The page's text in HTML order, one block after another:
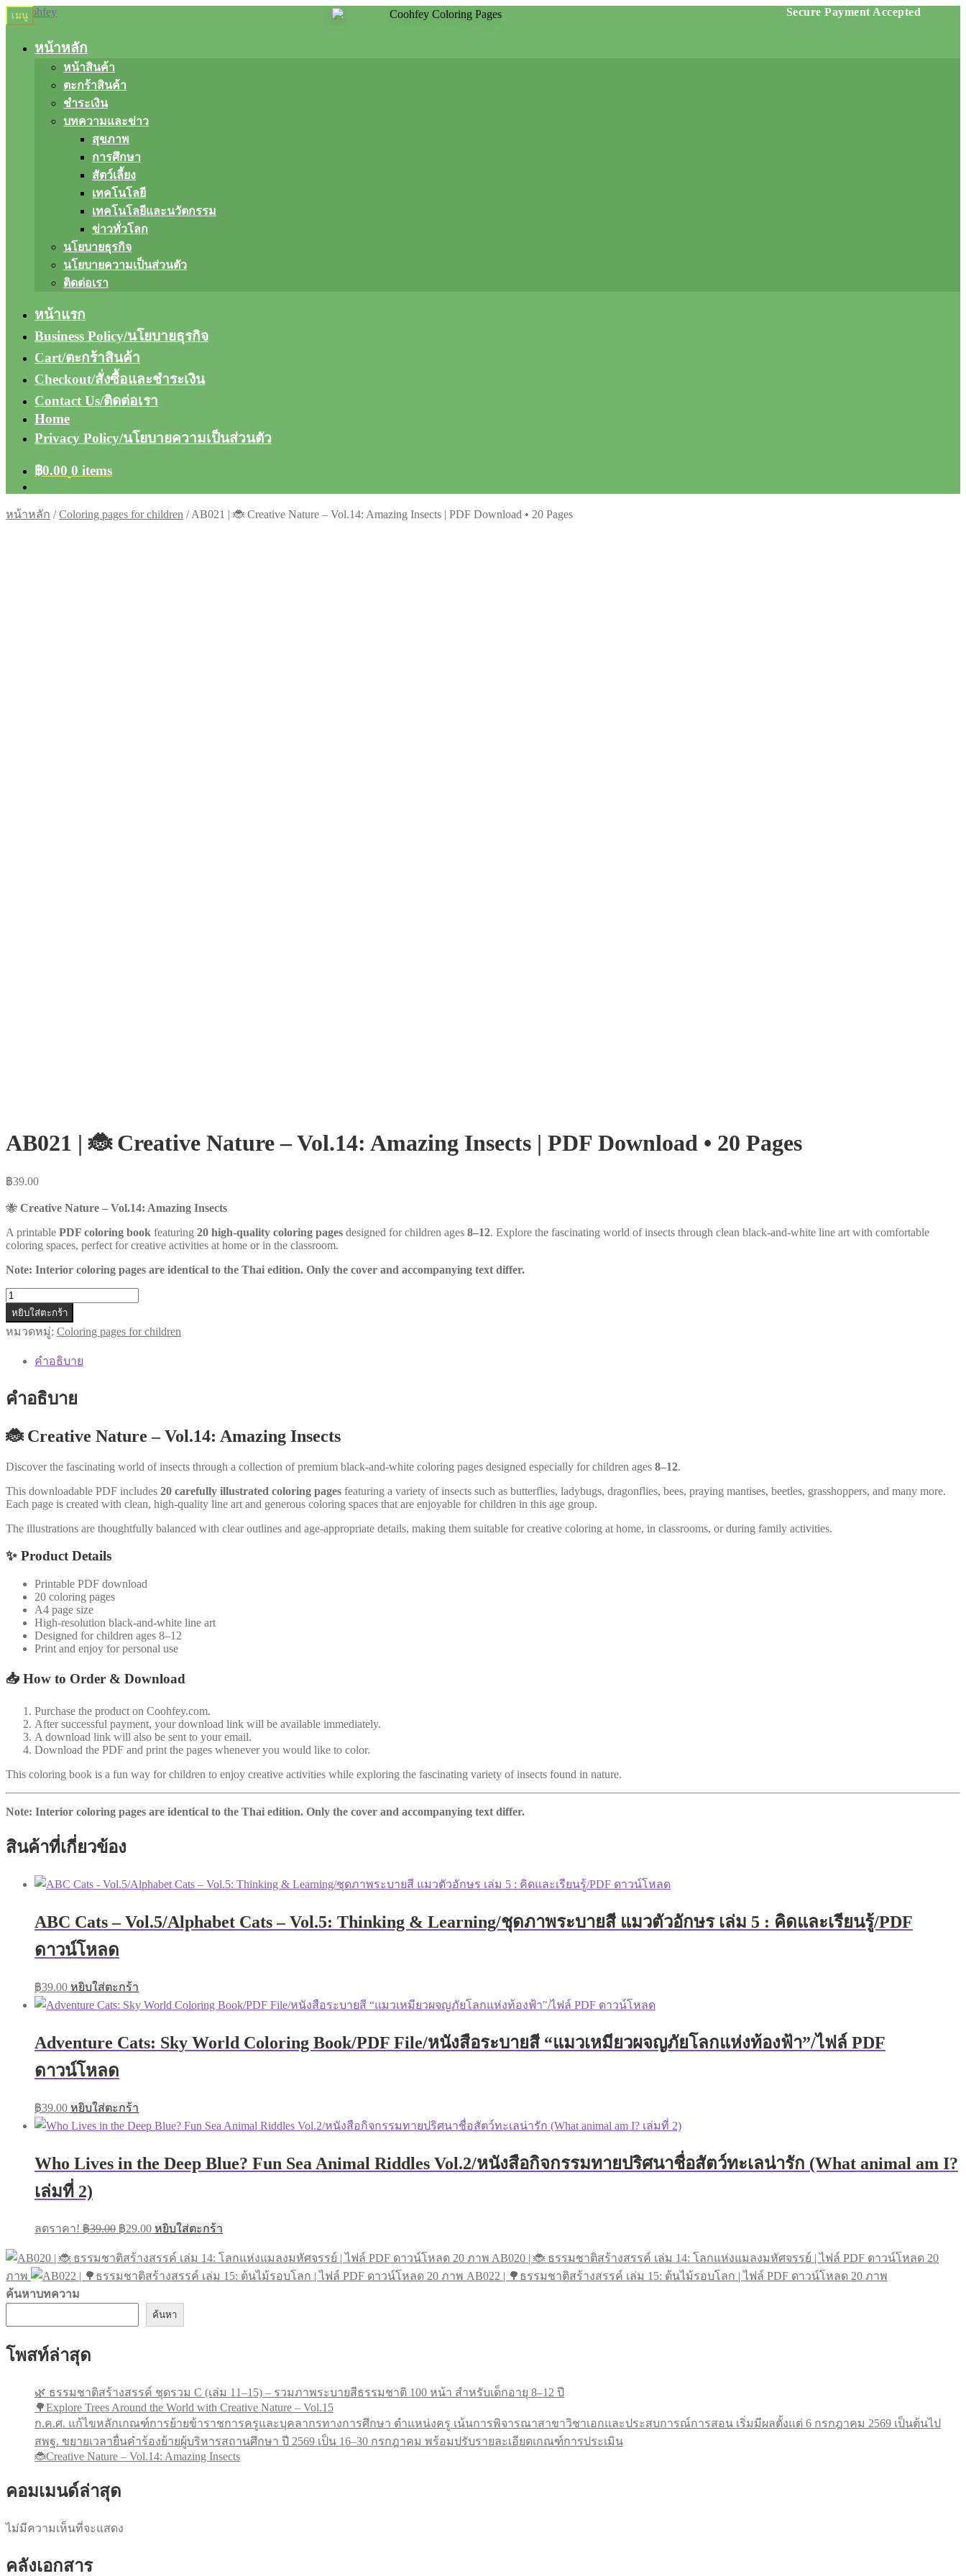
Skip
to
Skip
to
เมนู
หน้าหลัก
หน้าสินค้า
ตะกร้าสินค้า
ชำระเงิน
บทความและข่าว
สุขภาพ
การศึกษา
สัตว์เลี้ยง
เทคโนโลยี
เทคโนโลยีและนวัตกรรม
ข่าวทั่วโลก
นโยบายธุรกิจ
นโยบายความเป็นส่วนตัว
ติดต่อเรา
หน้าแรก
Business Policy/นโยบายธุรกิจ
Cart/ตะกร้าสินค้า
Checkout/สั่งซื้อและชำระเงิน
Contact Us/ติดต่อเรา
Home
Privacy Policy/นโยบายความเป็นส่วนตัว
฿0.00 0 items
หน้าหลัก /Coloring pages for children /AB021 | 🐞 Creative Nature – Vol.14: Amazing Insects | PDF Download • 20 Pages
AB021 | 🐞 Creative Nature – Vol.14: Amazing Insects | PDF Download • 20 Pages
฿39.00
🐝 Creative Nature – Vol.14: Amazing Insects
A printable PDF coloring book featuring 20 high-quality coloring pages designed for children ages 8–12. Explore the fascinating world of insects through clean black-and-white line art with comfortable
coloring spaces, perfect for creative activities at home or in the classroom.
Note: Interior coloring pages are identical to the Thai edition. Only the cover and accompanying text differ.
จำนวน
AB021
|
🐞
Nature
Vol.14:
Amazing
PDF
•
Pages
ชิ้น
หยิบใส่ตะกร้า
หมวดหมู่: Coloring pages for children
คำอธิบาย
คำอธิบาย
🐞 Creative Nature – Vol.14: Amazing Insects
Discover the fascinating world of insects through a collection of premium black-and-white coloring pages designed especially for children ages 8–12.
This downloadable PDF includes 20 carefully illustrated coloring pages featuring a variety of insects such as butterflies, ladybugs, dragonflies, bees, praying mantises, beetles, grasshoppers, and many more.
Each page is created with clean, high-quality line art and generous coloring spaces that are enjoyable for children in this age group.
The illustrations are thoughtfully balanced with clear outlines and age-appropriate details, making them suitable for creative coloring at home, in classrooms, or during family activities.
✨ Product Details
Printable PDF download
20 coloring pages
A4 page size
High-resolution black-and-white line art
Designed for children ages 8–12
Print and enjoy for personal use
📥 How to Order & Download
Purchase the product on Coohfey.com.
After successful payment, your download link will be available immediately.
A download link will also be sent to your email.
Download the PDF and print the pages whenever you would like to color.
This coloring book is a fun way for children to enjoy creative activities while exploring the fascinating variety of insects found in nature.
Note: Interior coloring pages are identical to the Thai edition. Only the cover and accompanying text differ.
สินค้าที่เกี่ยวข้อง
ABC Cats – Vol.5/Alphabet Cats – Vol.5: Thinking & Learning/ชุดภาพระบายสี แมวตัวอักษร เล่ม 5 : คิดและเรียนรู้/PDF
ดาวน์โหลด
฿39.00 หยิบใส่ตะกร้า
Adventure Cats: Sky World Coloring Book/PDF File/หนังสือระบายสี “แมวเหมียวผจญภัยโลกแห่งท้องฟ้า”/ไฟล์ PDF
ดาวน์โหลด
฿39.00 หยิบใส่ตะกร้า
Who Lives in the Deep Blue? Fun Sea Animal Riddles Vol.2/หนังสือกิจกรรมทายปริศนาชื่อสัตว์ทะเลน่ารัก (What animal am I?
เล่มที่ 2)
ลดราคา! ฿39.00 Original
price
was:
฿39.00.
฿29.00Current
price
฿29.00.
หยิบใส่ตะกร้า
AB020 | 🐞 ธรรมชาติสร้างสรรค์ เล่ม 14: โลกแห่งแมลงมหัศจรรย์ | ไฟล์ PDF ดาวน์โหลด 20
ภาพ
AB022 | 🌳ธรรมชาติสร้างสรรค์ เล่ม 15: ต้นไม้รอบโลก | ไฟล์ PDF ดาวน์โหลด 20 ภาพ
ค้นหาบทความ
ค้นหา
โพสท์ล่าสุด
🌿 ธรรมชาติสร้างสรรค์ ชุดรวม C (เล่ม 11–15) – รวมภาพระบายสีธรรมชาติ 100 หน้า สำหรับเด็กอายุ 8–12 ปี
🌳Explore Trees Around the World with Creative Nature – Vol.15
ก.ค.ศ. แก้ไขหลักเกณฑ์การย้ายข้าราชการครูและบุคลากรทางการศึกษา ตำแหน่งครู เน้นการพิจารณาสาขาวิชาเอกและประสบการณ์การสอน เริ่มมีผลตั้งแต่ 6 กรกฎาคม 2569 เป็นต้นไป
สพฐ. ขยายเวลายื่นคำร้องย้ายผู้บริหารสถานศึกษา ปี 2569 เป็น 16–30 กรกฎาคม พร้อมปรับรายละเอียดเกณฑ์การประเมิน
🐞Creative Nature – Vol.14: Amazing Insects
คอมเมนด์ล่าสุด
ไม่มีความเห็นที่จะแสดง
คลังเอกสาร